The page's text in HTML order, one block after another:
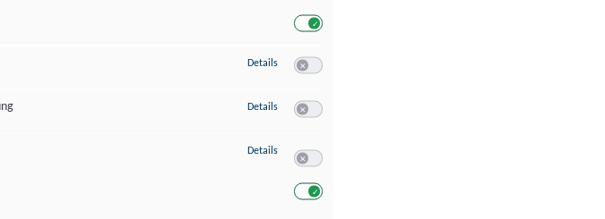
Details zu Erstellung von Profilen für personalisierte Werbung
Details zu Verwendung von Profilen zur Auswahl personalisierter Werbung
Details zu Messung der Werbeleistung